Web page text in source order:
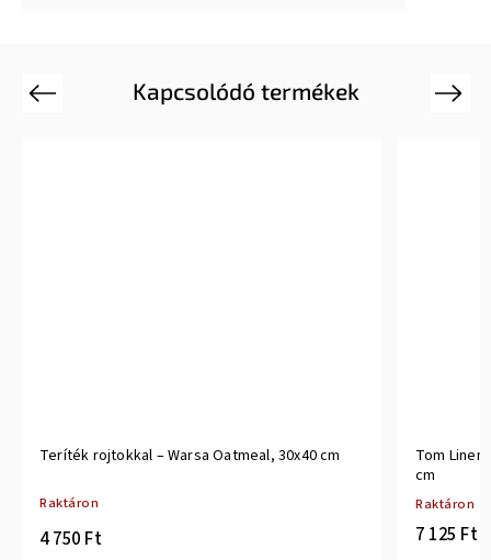
Kapcsolódó termékek
Previous
Teríték rojtokkal – Warsa Oatmeal, 30x40 cm
Raktáron
4 750 Ft
Tom
cm
Raktáron
7 125 Ft
Next